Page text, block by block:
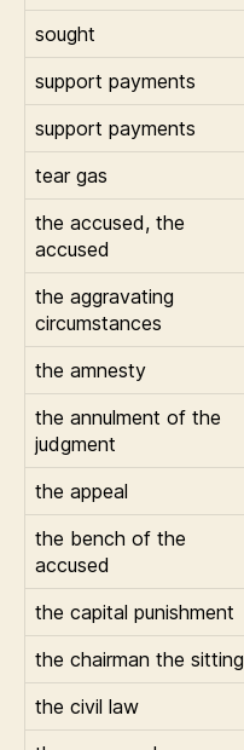
sought
support payments
support payments
tear gas
the accused, the
accused
the aggravating
circumstances
the amnesty
the annulment of the
judgment
the appeal
the bench of the
accused
the capital punishment
the chairman the sitting
the civil law